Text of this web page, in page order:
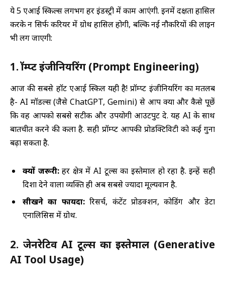
ये 5 एआई स्किल्स लगभग हर इंडस्ट्री में काम आएंगी. इनमें दक्षता हासिल
करके न सिर्फ करियर में ग्रोथ हासिल होगी, बल्कि नई नौकरियों की लाइन
भी लग जाएगी:
1. प्रॉम्प्ट इंजीनियरिंग (Prompt Engineering)
आज की सबसे हॉट एआई स्किल यही है! प्रॉम्प्ट इंजीनियरिंग का मतलब
है- AI मॉडल्स (जैसे ChatGPT, Gemini) से आप क्या और कैसे पूछें
कि वह आपको सबसे सटीक और उपयोगी आउटपुट दे. यह AI के साथ
बातचीत करने की कला है. सही प्रॉम्प्ट आपकी प्रोडक्टिविटी को कई गुना
बढ़ा सकता है.
क्यों जरूरी:हर क्षेत्र में AI टूल्स का इस्तेमाल हो रहा है. इन्हें सही
दिशा देने वाला व्यक्ति ही अब सबसे ज्यादा मूल्यवान है.
सीखने का फायदा:रिसर्च, कंटेंट प्रोडक्शन, कोडिंग और डेटा
एनालिसिस में ग्रोथ.
2. जेनरेटिव AI टूल्स का इस्तेमाल (Generative
AI Tool Usage)